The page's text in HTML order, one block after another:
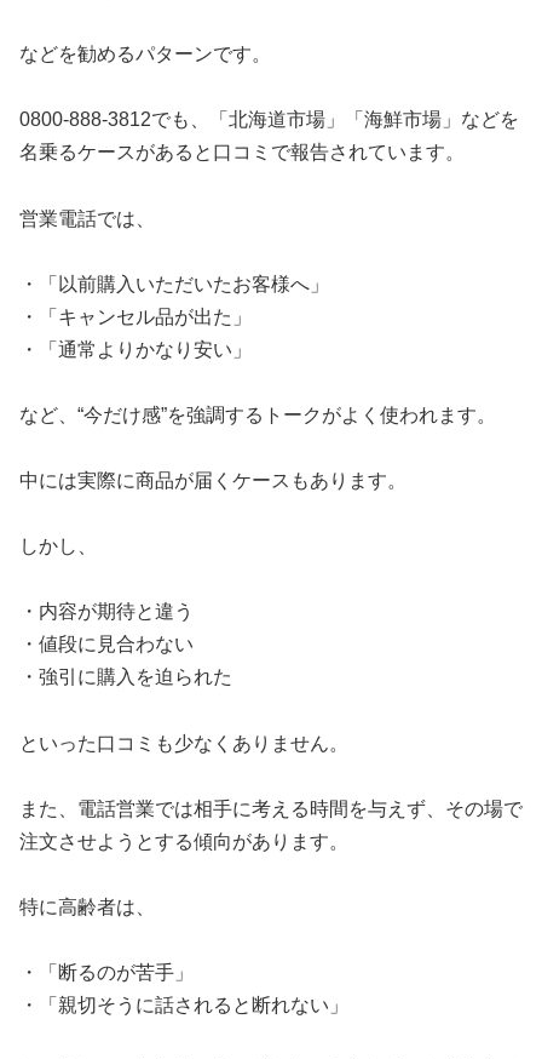
などを勧めるパターンです。
0800-888-3812でも、「北海道市場」「海鮮市場」などを
名乗るケースがあると口コミで報告されています。
営業電話では、
・「以前購入いただいたお客様へ」
・「キャンセル品が出た」
・「通常よりかなり安い」
など、“今だけ感”を強調するトークがよく使われます。
中には実際に商品が届くケースもあります。
しかし、
・内容が期待と違う
・値段に見合わない
・強引に購入を迫られた
といった口コミも少なくありません。
また、電話営業では相手に考える時間を与えず、その場で
注文させようとする傾向があります。
特に高齢者は、
・「断るのが苦手」
・「親切そうに話されると断れない」